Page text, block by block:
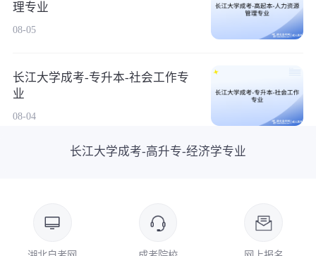
理专业
08-05
长江大学成考-专升本-社会工作专
业
08-04
长江大学成考-高升专-经济学专业